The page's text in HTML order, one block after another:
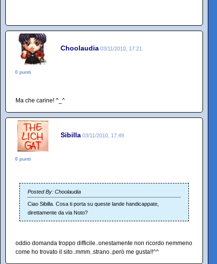
Choolaudia 03/11/2010, 17:21
0 punti
Ma che carine! ^_^
Sibilla 03/11/2010, 17:49
0 punti
Posted By: Choolaudia
Ciao Sibilla. Cosa ti porta su queste lande handicappate,
direttamente da via Noto?
oddio domanda troppo difficile..onestamente non ricordo nemmeno
come ho trovato il sito..mmm..strano..però me gusta!!^^